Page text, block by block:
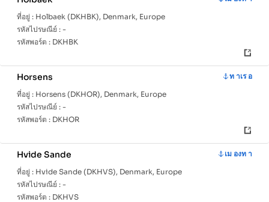
ที่อยู่ : Holbaek (DKHBK), Denmark, Europe
รหัสไปรษณีย์ : -
รหัสพอร์ต : DKHBK
Horsens
ท าเร อ
ที่อยู่ : Horsens (DKHOR), Denmark, Europe
รหัสไปรษณีย์ : -
รหัสพอร์ต : DKHOR
Hvide Sande
เม องท า
ที่อยู่ : Hvide Sande (DKHVS), Denmark, Europe
รหัสไปรษณีย์ : -
รหัสพอร์ต : DKHVS